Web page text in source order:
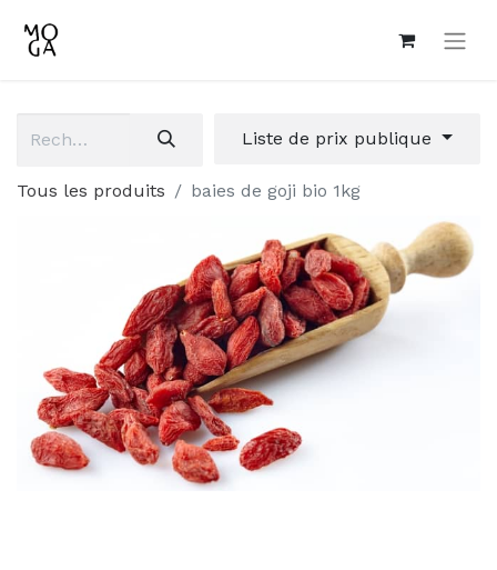
Liste de prix publique
Tous les produits baies de goji bio 1kg